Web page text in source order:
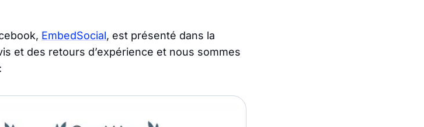
EmbedSocial, est présenté dans la
et des retours d’expérience et nous sommes